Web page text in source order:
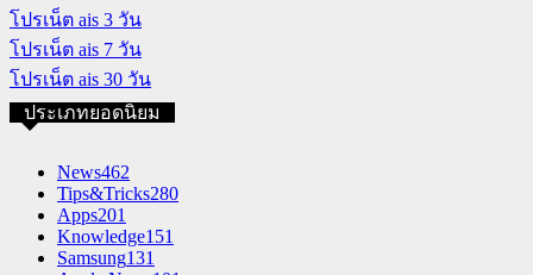
โปรเน็ต ais 3 วัน
โปรเน็ต ais 7 วัน
โปรเน็ต ais 30 วัน
ประเภทยอดนิยม
News462
Tips&Tricks280
Apps201
Knowledge151
Samsung131